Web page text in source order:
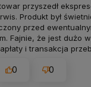
przyszedł
Produkt był
przed
Fajnie, że jest dużo
i transakcja
na stronie, rzetelnie.
0 0